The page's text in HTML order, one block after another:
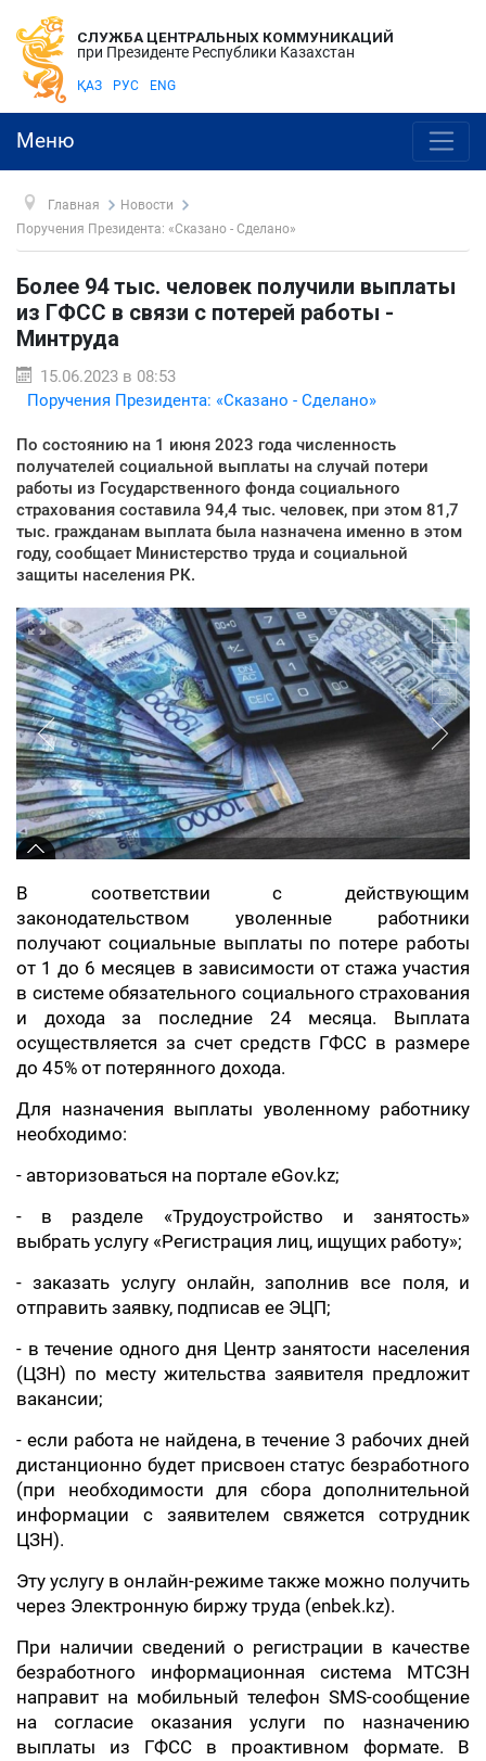
СЛУЖБА ЦЕНТРАЛЬНЫХ КОММУНИКАЦИЙ
при Президенте Республики Казахстан
ҚАЗ РУС ENG
Меню
Главная
Новости
Поручения Президента: «Сказано - Сделано»
Более 94 тыс. человек получили выплаты
из ГФСС в связи с потерей работы -
Минтруда
15.06.2023 в 08:53
Поручения Президента: «Сказано - Сделано»
По состоянию на 1 июня 2023 года численность
получателей социальной выплаты на случай потери
работы из Государственного фонда социального
страхования составила 94,4 тыс. человек, при этом 81,7
тыс. гражданам выплата была назначена именно в этом
году, сообщает Министерство труда и социальной
защиты населения РК.
В соответствии с действующим
законодательством уволенные работники
получают социальные выплаты по потере работы
от 1 до 6 месяцев в зависимости от стажа участия
в системе обязательного социального страхования
и дохода за последние 24 месяца. Выплата
осуществляется за счет средств ГФСС в размере
до 45% от потерянного дохода.
Для назначения выплаты уволенному работнику
необходимо:
- авторизоваться на портале eGov.kz;
- в разделе «Трудоустройство и занятость»
выбрать услугу «Регистрация лиц, ищущих работу»;
- заказать услугу онлайн, заполнив все поля, и
отправить заявку, подписав ее ЭЦП;
- в течение одного дня Центр занятости населения
(ЦЗН) по месту жительства заявителя предложит
вакансии;
- если работа не найдена, в течение 3 рабочих дней
дистанционно будет присвоен статус безработного
(при необходимости для сбора дополнительной
информации с заявителем свяжется сотрудник
ЦЗН).
Эту услугу в онлайн-режиме также можно получить
через Электронную биржу труда (enbek.kz).
При наличии сведений о регистрации в качестве
безработного информационная система МТСЗН
направит на мобильный телефон SMS-сообщение
на согласие оказания услуги по назначению
выплаты из ГФСС в проактивном формате. В